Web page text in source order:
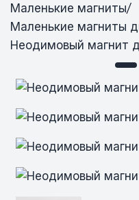
Маленькие магниты/
Маленькие магниты
Неодимовый магнит
Неодимовый
Неодимовый
Неодимовый
Неодимовый